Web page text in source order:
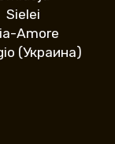
Sielei
Amore
(Украина)